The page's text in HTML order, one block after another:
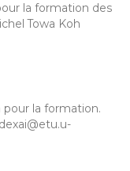
la formation des
Towa Koh
la formation.